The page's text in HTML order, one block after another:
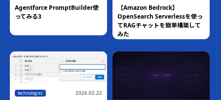
Agentforce PromptBuilder使
ってみる3
【Amazon Bedrock】
OpenSearch Serverlessを使っ
てRAGチャットを簡単構築して
みた
technologies 2026.02.22